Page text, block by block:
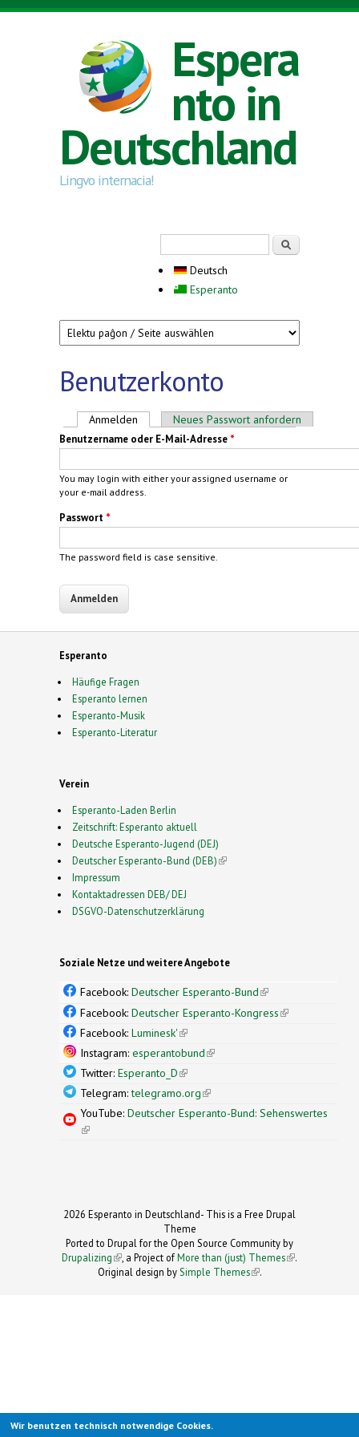
Direkt zum Inhalt
Espera
nto in
Deutschland
Lingvo internacia!
Deutsch
Esperanto
Benutzerkonto
Haupt-Reiter
Anmelden (aktiver Reiter)
Neues Passwort anfordern
Benutzername oder E-Mail-Adresse *
You may login with either your assigned username or
your e-mail address.
Passwort *
The password field is case sensitive.
Esperanto
Häufige Fragen
Esperanto lernen
Esperanto-Musik
Esperanto-Literatur
Verein
Esperanto-Laden Berlin
Zeitschrift: Esperanto aktuell
Deutsche Esperanto-Jugend (DEJ)
Deutscher Esperanto-Bund (DEB)(link is external)
Impressum
Kontaktadressen DEB/ DEJ
DSGVO-Datenschutzerklärung
Soziale Netze und weitere Angebote
Facebook: Deutscher Esperanto-Bund(link is
external)
Facebook: Deutscher Esperanto-Kongress(link is
Facebook: Luminesk'(link is external)
Instagram: esperantobund(link is external)
Twitter: Esperanto_D(link is external)
Telegram:telegramo.org(link is external)
YouTube: Deutscher Esperanto-Bund: Sehenswertes
(link is external)
2026 Esperanto in Deutschland- This is a Free Drupal
Theme
Ported to Drupal for the Open Source Community by
Drupalizing(link is external)
, a Project ofMore than (just) Themes (link is
.
Original design by Simple Themes
(link is
.
Wir benutzen technisch notwendige Cookies.